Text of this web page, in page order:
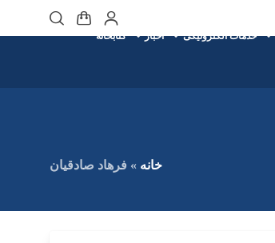
خدمات الکترونیکی اخبار کتابخانه
خانه » فرهاد صادقیان